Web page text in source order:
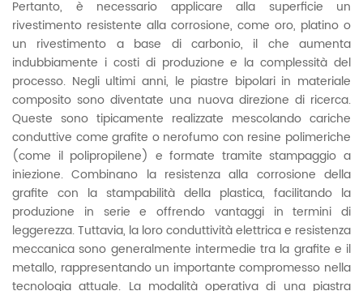
Pertanto, è necessario applicare alla superficie un
rivestimento resistente alla corrosione, come oro, platino o
un rivestimento a base di carbonio, il che aumenta
indubbiamente i costi di produzione e la complessità del
processo. Negli ultimi anni, le piastre bipolari in materiale
composito sono diventate una nuova direzione di ricerca.
Queste sono tipicamente realizzate mescolando cariche
conduttive come grafite o nerofumo con resine polimeriche
(come il polipropilene) e formate tramite stampaggio a
iniezione. Combinano la resistenza alla corrosione della
grafite con la stampabilità della plastica, facilitando la
produzione in serie e offrendo vantaggi in termini di
leggerezza. Tuttavia, la loro conduttività elettrica e resistenza
meccanica sono generalmente intermedie tra la grafite e il
metallo, rappresentando un importante compromesso nella
tecnologia attuale. La modalità operativa di una piastra